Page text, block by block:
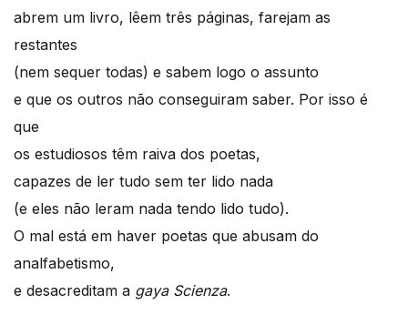
abrem um livro, lêem três páginas, farejam as
restantes
(nem sequer todas) e sabem logo o assunto
e que os outros não conseguiram saber. Por isso é
que
os estudiosos têm raiva dos poetas,
capazes de ler tudo sem ter lido nada
(e eles não leram nada tendo lido tudo).
O mal está em haver poetas que abusam do
analfabetismo,
e desacreditam a gaya Scienza.